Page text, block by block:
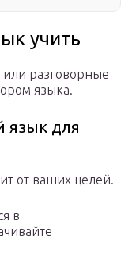
учить
разговорные
языка.
язык для
от ваших целей.
в